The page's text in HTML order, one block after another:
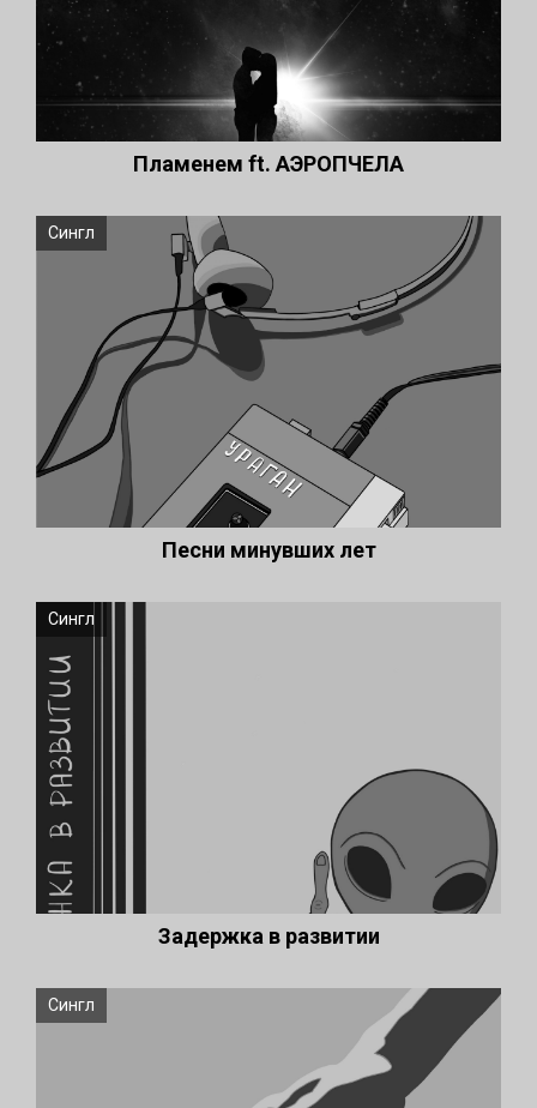
Пламенем ft. АЭРОПЧЕЛА
Сингл
Песни минувших лет
Сингл
Задержка в развитии
Сингл